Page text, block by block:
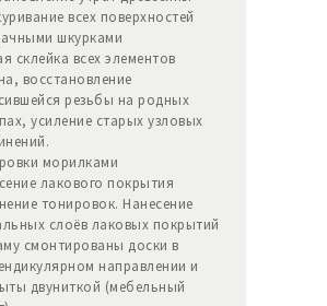
всех поверхностей
шкурками
склейка всех элементов
восстановление
резьбы на родных
усиление старых узловых
морилками
лакового покрытия
тонировок. Нанесение
слоёв лаковых покрытий
смонтированы доски в
направлении и
двуниткой (мебельный